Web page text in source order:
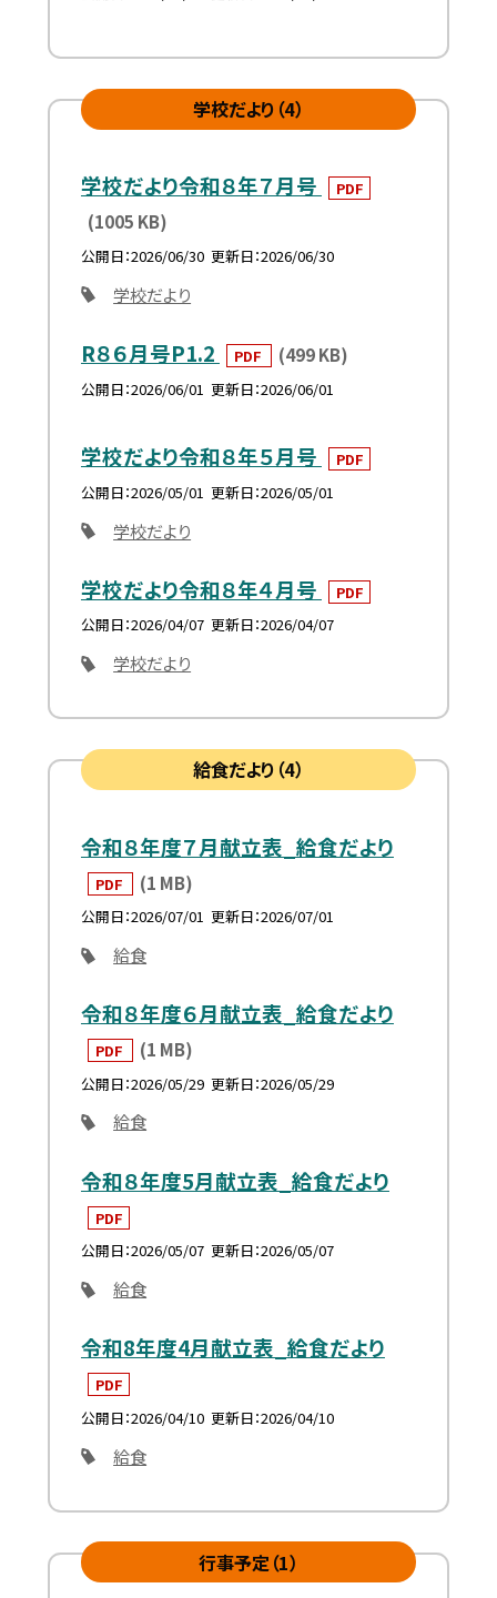
学校だより（4）
学校だより令和８年７月号 PDF
(1005 KB)
公開日 2026/06/30 更新日 2026/06/30
学校だより
R８６月号P1.2 PDF (499 KB)
公開日 2026/06/01 更新日 2026/06/01
学校だより令和８年５月号
PDF
公開日 2026/05/01 更新日 2026/05/01
学校だより
学校だより令和８年４月号
PDF
公開日 2026/04/07 更新日 2026/04/07
学校だより
給食だより（4）
令和８年度７月献立表_給食だより
PDF (1 MB)
公開日 2026/07/01 更新日 2026/07/01
給食
令和８年度６月献立表_給食だより
PDF (1 MB)
公開日 2026/05/29 更新日 2026/05/29
給食
令和８年度5月献立表_給食だより
PDF
公開日 2026/05/07 更新日 2026/05/07
給食
令和8年度4月献立表_給食だより
PDF
公開日 2026/04/10 更新日 2026/04/10
給食
行事予定（1）